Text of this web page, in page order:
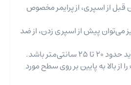
از اسپری، از پرایمر مخصوص
می‌توان پیش از اسپری زدن، از ضد
باشد.
از بالا به پایین بر روی سطح مورد